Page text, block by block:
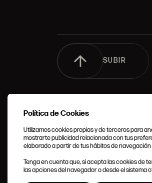
SUBIR
Política de Cookies
Utilizamos cookies propias y de terceros para
mostrarte publicidad relacionada con tus
elaborado a partir de tus hábitos de navegación
Tenga en cuenta que, si acepta las cookies de
las opciones del navegador o desde el sistema